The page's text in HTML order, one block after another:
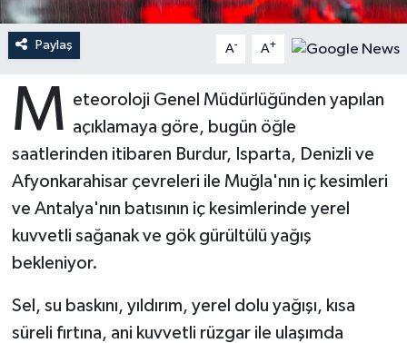
Paylaş A- A+
M eteoroloji Genel Müdürlüğünden yapılan
açıklamaya göre, bugün öğle
saatlerinden itibaren Burdur, Isparta, Denizli ve
Afyonkarahisar çevreleri ile Muğla'nın iç kesimleri
ve Antalya'nın batısının iç kesimlerinde yerel
kuvvetli sağanak ve gök gürültülü yağış
bekleniyor.
Sel, su baskını, yıldırım, yerel dolu yağışı, kısa
süreli fırtına, ani kuvvetli rüzgar ile ulaşımda
Balıkesir Müftülüğü
Batman Müftülüğü
Bayburt Müftülüğü
Bilecik Müftülüğü
Bingöl Müftülüğü
Bitlis Müftülüğü
Peygamberimizin Hayatı
Sahabeler
Zekat
DİYANET RADYO/TV
Dünya
Eğitim
Kültür-Sanat
Aile
Sağlık